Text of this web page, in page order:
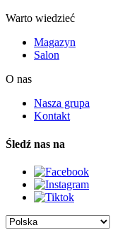
Warto wiedzieć
Magazyn
Salon
O nas
Nasza grupa
Kontakt
Śledź nas na